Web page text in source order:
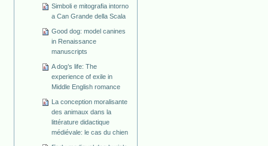
Simboli e mitografia intorno
a Can Grande della Scala
Good dog: model canines
in Renaissance
manuscripts
A dog’s life: The
experience of exile in
Middle English romance
La conception moralisante
des animaux dans la
littérature didactique
médiévale: le cas du chien